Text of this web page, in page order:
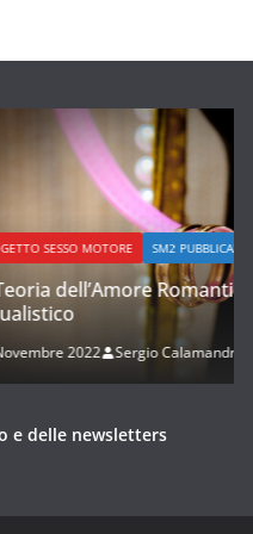
INTEGRALE
e dell’Amore
e delle newsletters